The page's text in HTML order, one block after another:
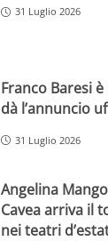
31 Luglio 2026
Franco Baresi
dà l’annuncio
31 Luglio 2026
Angelina
Cavea arriva il
nei teatri